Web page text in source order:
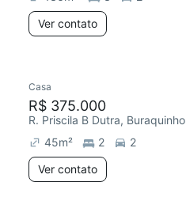
Ver contato
Casa
R$ 375.000
R. Priscila B Dutra, Buraquinho
45m² 2
2
Ver contato